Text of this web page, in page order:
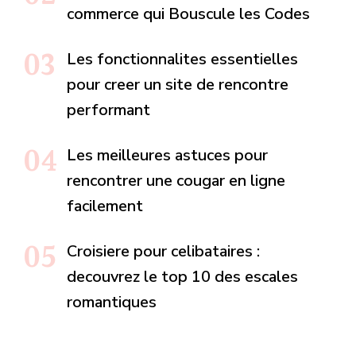
commerce qui Bouscule les Codes
Les fonctionnalites essentielles
pour creer un site de rencontre
performant
Les meilleures astuces pour
rencontrer une cougar en ligne
facilement
Croisiere pour celibataires :
decouvrez le top 10 des escales
romantiques